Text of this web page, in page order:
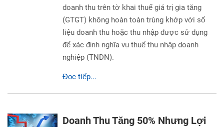
doanh thu trên tờ khai thuế giá trị gia tăng
(GTGT) không hoàn toàn trùng khớp với số
liệu doanh thu hoặc thu nhập được sử dụng
để xác định nghĩa vụ thuế thu nhập doanh
nghiệp (TNDN).
Đọc tiếp...
Doanh Thu Tăng 50% Nhưng Lợi